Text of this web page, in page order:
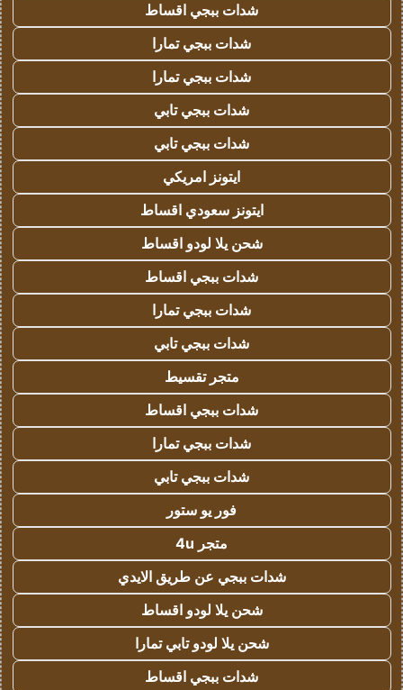
شدات ببجي اقساط
شدات ببجي تمارا
شدات ببجي تمارا
شدات ببجي تابي
شدات ببجي تابي
ايتونز امريكي
ايتونز سعودي اقساط
شحن يلا لودو اقساط
شدات ببجي اقساط
شدات ببجي تمارا
شدات ببجي تابي
متجر تقسيط
شدات ببجي اقساط
شدات ببجي تمارا
شدات ببجي تابي
فور يو ستور
متجر 4u
شدات ببجي عن طريق الايدي
شحن يلا لودو اقساط
شحن يلا لودو تابي تمارا
شدات ببجي اقساط